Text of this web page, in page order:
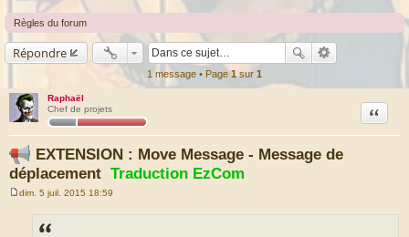
Règles du forum
Répondre
1 message • Page1 sur 1
Raphaël
Chef de projets
EXTENSION : Move Message - Message de
déplacement Traduction EzCom
Citation
dim. 5 juil. 2015 18:59